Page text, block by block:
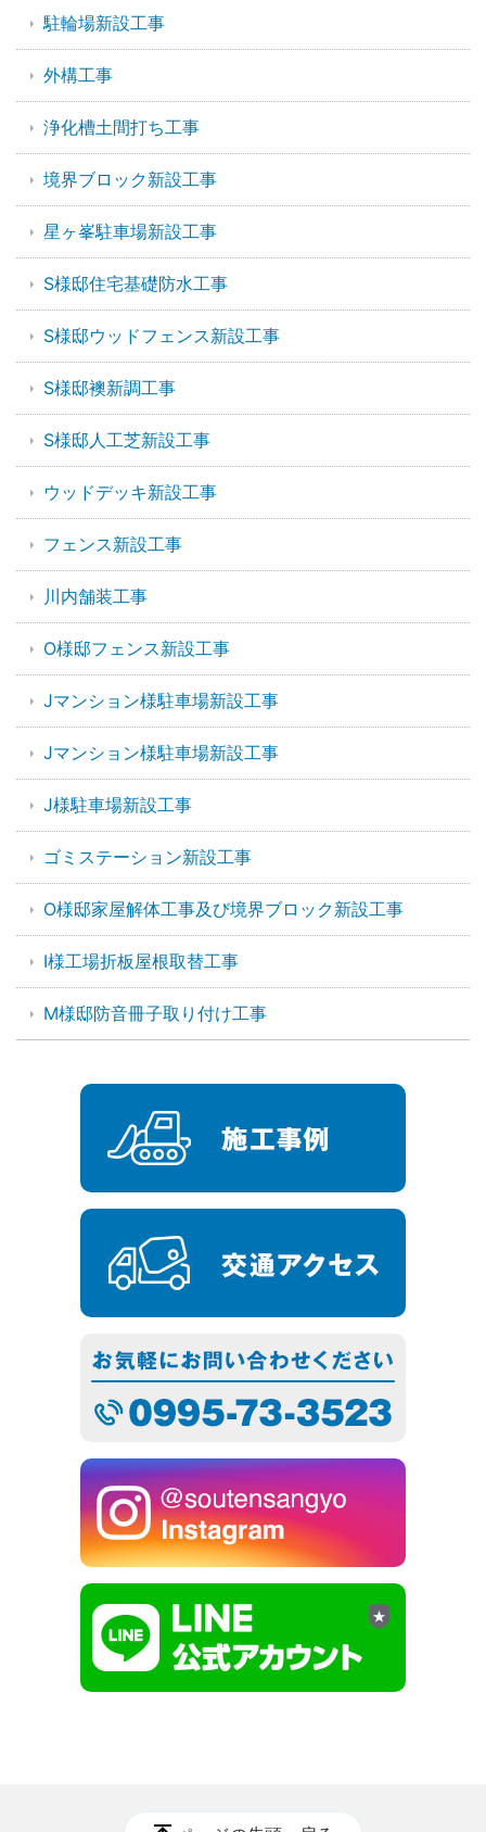
駐輪場新設工事
外構工事
浄化槽土間打ち工事
境界ブロック新設工事
星ヶ峯駐車場新設工事
S様邸住宅基礎防水工事
S様邸ウッドフェンス新設工事
S様邸襖新調工事
S様邸人工芝新設工事
ウッドデッキ新設工事
フェンス新設工事
川内舗装工事
O様邸フェンス新設工事
Jマンション様駐車場新設工事
Jマンション様駐車場新設工事
J様駐車場新設工事
ゴミステーション新設工事
O様邸家屋解体工事及び境界ブロック新設工事
I様工場折板屋根取替工事
M様邸防音冊子取り付け工事